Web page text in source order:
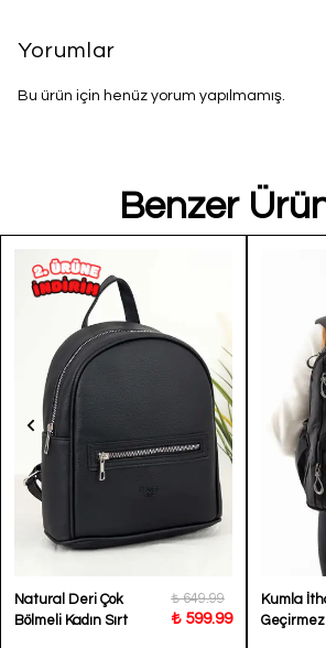
Yorumlar
Bu ürün için henüz yorum yapılmamış.
Benzer
Natural Deri Çok
Bölmeli Kadın Sırt
₺ 649.99
₺ 599.99
Kumla
Geçirmez